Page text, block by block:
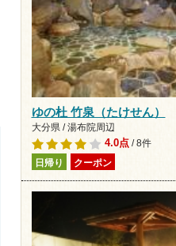
ゆの杜 竹泉（たけせん）
大分県 / 湯布院周辺
4.0点/ 8件
日帰り クーポン